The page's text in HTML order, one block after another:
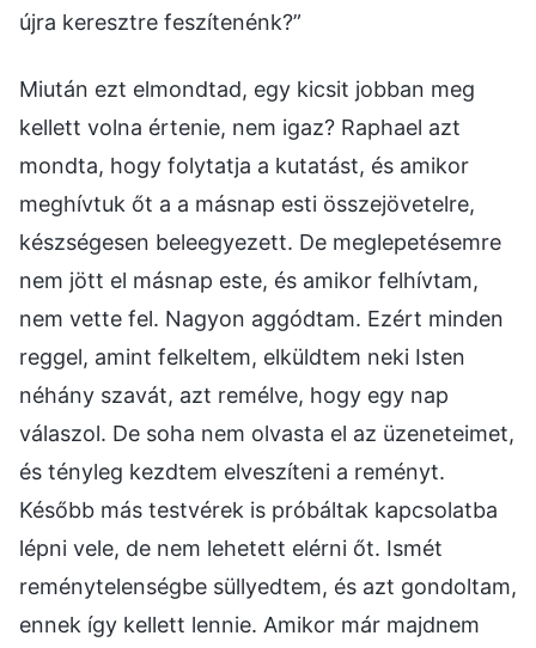
újra keresztre feszítenénk?”
Miután ezt elmondtad, egy kicsit jobban meg
kellett volna értenie, nem igaz? Raphael azt
mondta, hogy folytatja a kutatást, és amikor
meghívtuk őt a a másnap esti összejövetelre,
készségesen beleegyezett. De meglepetésemre
nem jött el másnap este, és amikor felhívtam,
nem vette fel. Nagyon aggódtam. Ezért minden
reggel, amint felkeltem, elküldtem neki Isten
néhány szavát, azt remélve, hogy egy nap
válaszol. De soha nem olvasta el az üzeneteimet,
és tényleg kezdtem elveszíteni a reményt.
Később más testvérek is próbáltak kapcsolatba
lépni vele, de nem lehetett elérni őt. Ismét
reménytelenségbe süllyedtem, és azt gondoltam,
ennek így kellett lennie. Amikor már majdnem